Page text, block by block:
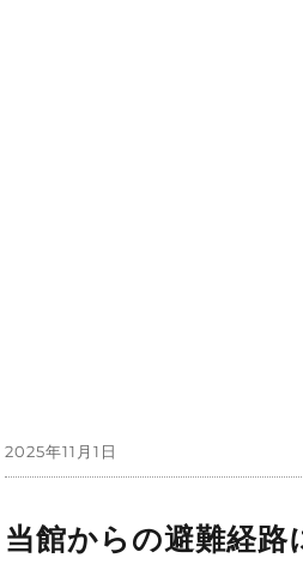
投
稿
2025年11月1日
当館からの避難経路